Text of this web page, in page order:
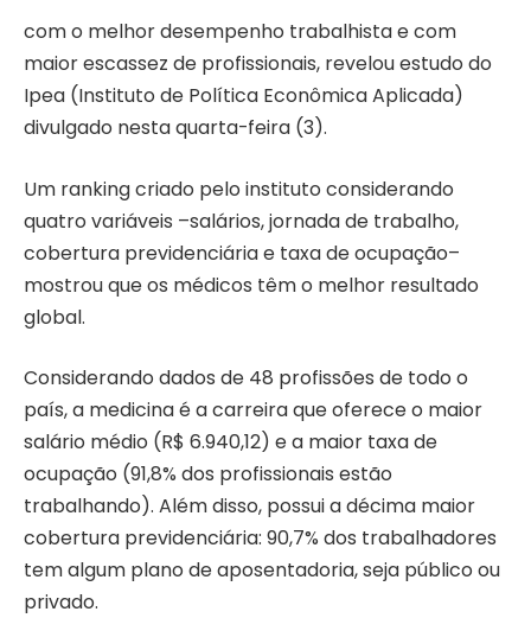
com o melhor desempenho trabalhista e com
maior escassez de profissionais, revelou estudo do
Ipea (Instituto de Política Econômica Aplicada)
divulgado nesta quarta-feira (3).
Um ranking criado pelo instituto considerando
quatro variáveis –salários, jornada de trabalho,
cobertura previdenciária e taxa de ocupação–
mostrou que os médicos têm o melhor resultado
global.
Considerando dados de 48 profissões de todo o
país, a medicina é a carreira que oferece o maior
salário médio (R$ 6.940,12) e a maior taxa de
ocupação (91,8% dos profissionais estão
trabalhando). Além disso, possui a décima maior
cobertura previdenciária: 90,7% dos trabalhadores
tem algum plano de aposentadoria, seja público ou
privado.